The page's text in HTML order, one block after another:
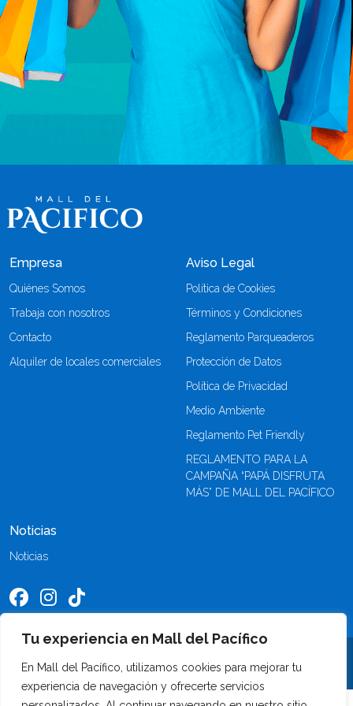
Tu experiencia en Mall del Pacífico
En Mall del Pacífico, utilizamos cookies para mejorar tu
experiencia de navegación y ofrecerte servicios
Empresa
Quiénes Somos
Trabaja con nosotros
Contacto
Alquiler de locales comerciales
Aviso Legal
Política de Cookies
Términos y Condiciones
Reglamento Parqueaderos
Protección de Datos
Política de Privacidad
Medio Ambiente
Reglamento Pet Friendly
REGLAMENTO PARA LA
CAMPAÑA “PAPÁ DISFRUTA
MÁS” DE MALL DEL PACÍFICO
Noticias
Noticias
©2026 Mall del Pacífico. Todos los derechos reservados